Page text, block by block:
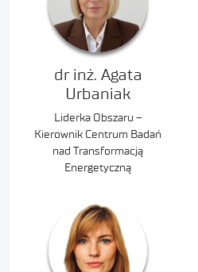
dr inż. Agata
Urbaniak
Liderka Obszaru –
Kierownik Centrum Badań
nad Transformacją
Energetyczną